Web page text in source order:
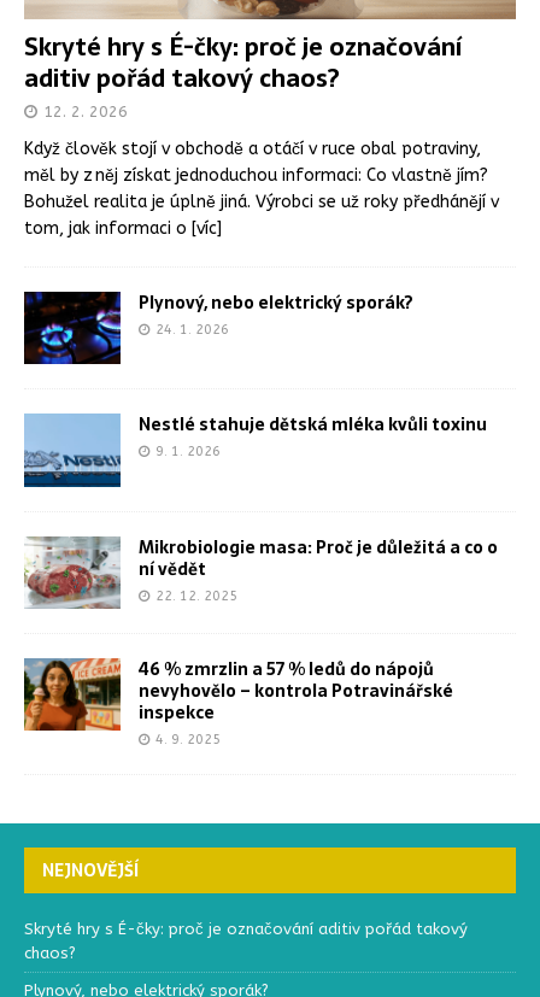
Skryté hry s É-čky: proč je označování
aditiv pořád takový chaos?
12. 2. 2026
Když člověk stojí v obchodě a otáčí v ruce obal potraviny,
měl by z něj získat jednoduchou informaci: Co vlastně jím?
Bohužel realita je úplně jiná. Výrobci se už roky předhánějí v
tom, jak informaci o [víc]
Plynový, nebo elektrický sporák?
24. 1. 2026
Nestlé stahuje dětská mléka kvůli toxinu
9. 1. 2026
Mikrobiologie masa: Proč je důležitá a co o
ní vědět
22. 12. 2025
46 % zmrzlin a 57 % ledů do nápojů
nevyhovělo – kontrola Potravinářské
inspekce
4. 9. 2025
NEJNOVĚJŠÍ
Skryté hry s É-čky: proč je označování aditiv pořád takový
chaos?
Plynový, nebo elektrický sporák?